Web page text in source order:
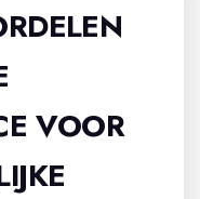
VOOR